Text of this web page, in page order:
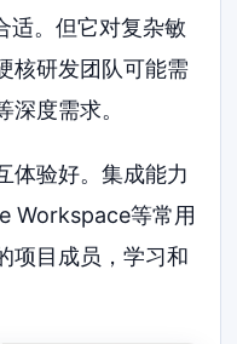
适。但它对复杂敏
核研发团队可能需
度需求。
体验好。集成能力
Workspace等常用
项目成员，学习和